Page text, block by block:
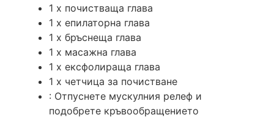
1 х почистваща глава
1 х епилаторна глава
1 х бръснеща глава
1 х масажна глава
1 х ексфолираща глава
1 х четчица за почистване
: Отпуснете мускулния релеф и
подобрете кръвообращението